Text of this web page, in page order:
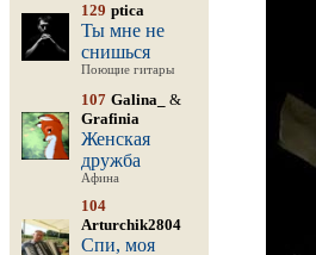
129 ptica
Ты мне не
снишься
Поющие гитары
107 Galina_
&
Grafinia
Женская
дружба
Афина
104
Arturchik2804
Спи, моя